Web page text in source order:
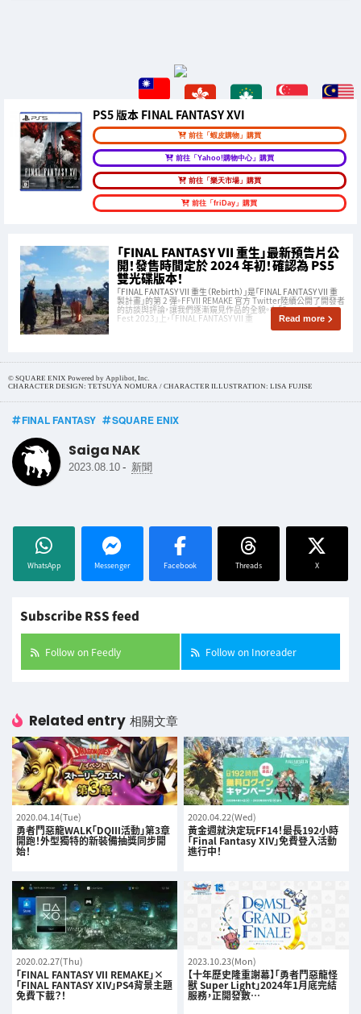
PS5 版本 FINAL FANTASY XVI
前往「蝦皮購物」購買
前往「Yahoo!購物中心」購買
前往「樂天市場」購買
前往「friDay」購買
「FINAL FANTASY VII 重生」最新預告片公
開！發售時間定於 2024 年初！確認為 PS5
雙光碟版本！
「FINAL FANTASY VII 重生（Rebirth）」是「FINAL FANTASY VII 重
製計畫」的第 2 彈。FFVII REMAKE 官方 Twitter陸續公開了開發者
的訪談與評論，讓我們逐漸窺見作品的全貌。在「Summer Game
Fest 2023」上，「FINAL FANTASY VII 重 Read more
© SQUARE ENIX Powered by Applibot, Inc.
CHARACTER DESIGN: TETSUYA NOMURA / CHARACTER ILLUSTRATION: LISA FUJISE
FINAL FANTASY SQUARE ENIX
Saiga NAK
2023.08.10 - 新聞
WhatsApp Messenger Facebook Threads X
Subscribe RSS feed
Follow on Feedly Follow on Inoreader
Related entry 相關文章
2020.04.14(Tue)
勇者鬥惡龍WALK「DQIII活動」第3章
開跑！外型獨特的新裝備抽獎同步開
始！
2020.04.22(Wed)
黃金週就決定玩FF14！最長192小時
「Final Fantasy XIV」免費登入活動
進行中！
2020.02.27(Thu)
「FINAL FANTASY VII REMAKE」×
「FINAL FANTASY XIV」PS4背景主題
免費下載？！
2023.10.23(Mon)
【十年歷史隆重謝幕】「勇者鬥惡龍怪
獸 Super Light」2024年1月底完結
服務，正開發數…